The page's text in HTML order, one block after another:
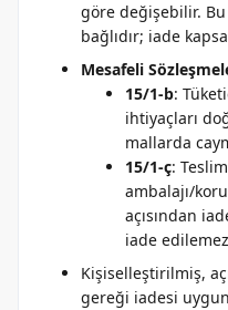
göre değişebilir. Bu
bağlıdır; iade
Mesafeli
15/1-b:
ihtiyaçları
mallarda
15/1-ç:
ambalajı/
açısından
iade
Kişiselleştirilmiş,
gereği iadesi